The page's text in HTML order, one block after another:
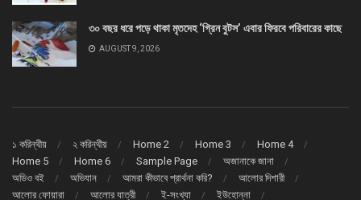
৩০ বছর ধরে পড়ে থাকা মৃতদেহ ‘গ্রিন বুটস’ এবার ফিরবে পরিবারের কাছে
AUGUST 9, 2026
১ করিন্থীয় ২ করিন্থীয় Home 2 Home 3
Home 4
Home 5
Home 6 Sample Page
অজানাকে জানা
অডিও বই
অভিযান আমরা কীভাবে প্রার্থনা করি?
আলোর দিশারী
আলোর ফোয়ারা
আলোর যাত্রী ই-সংখ্যা ইউহোন্না